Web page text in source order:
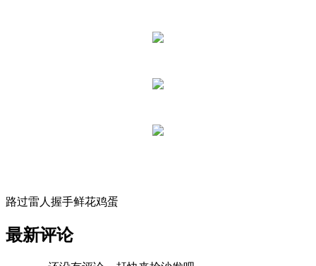
路过雷人 握手鲜花鸡蛋
最新评论